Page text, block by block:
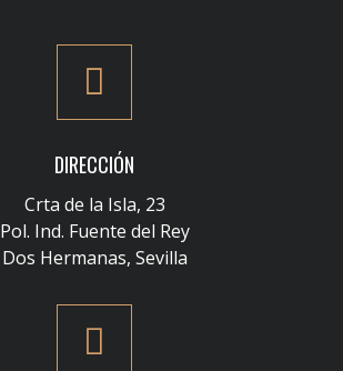
DIRECCIÓN
Crta de la Isla, 23
Pol. Ind. Fuente del Rey
Dos Hermanas, Sevilla